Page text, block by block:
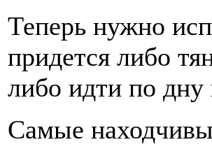
Теперь нужно
придется либо
либо идти по дну
Самые